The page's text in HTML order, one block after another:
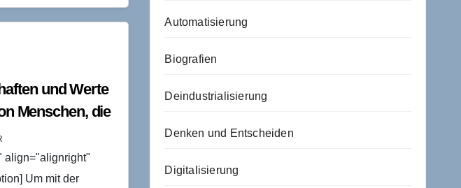
und Werte
Menschen, die
–
(DZ Innovation
align="alignright"
Um mit der
Automatisierung
Biografien
Deindustrialisierung
Denken und Entscheiden
Digitalisierung